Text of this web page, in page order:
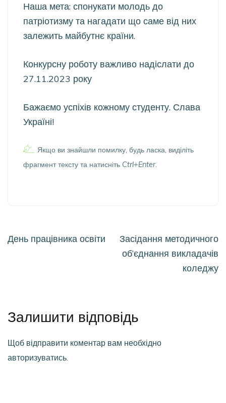
Наша мета: спонукати молодь до
патріотизму та нагадати що саме від них
залежить майбутнє країни.
Конкурсну роботу важливо надіслати до
27.11.2023 року
Бажаємо успіхів кожному студенту. Слава
Україні!
Якщо ви знайшли помилку, будь ласка, виділіть
фрагмент тексту та натисніть Ctrl+Enter.
Навігація
День працівника освіти
Засідання методичного
об’єднання викладачів
коледжу
Залишити відповідь
Щоб відправити коментар вам необхідно
авторизуватись